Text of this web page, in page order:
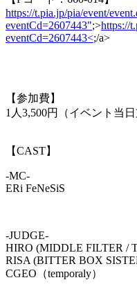
https://t.pia.jp/pia/event/
eventCd=2607443";>https://
eventCd=2607443<;/a>
【参加費】
1人3,500円（イベント当日
【CAST】
-MC-
ERi FeNeSiS
-JUDGE-
HIRO (MIDDLE FILTER /
RISA (BITTER BOX
CGEO（temporaly）